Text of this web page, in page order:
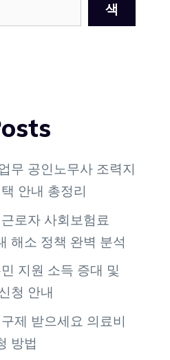
색
무 공인노무사 조력지
안내 총정리
로자 사회보험료
해소 정책 완벽 분석
지원 소득 증대 및
청 안내
제 받으세요 의료비
방법